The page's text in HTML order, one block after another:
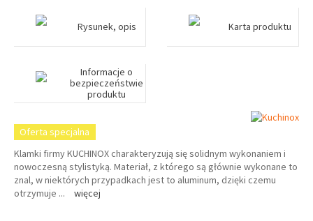
Rysunek, opis Karta produktu
Informacje o
bezpieczeństwie
produktu
Oferta specjalna
Klamki firmy KUCHINOX charakteryzują się solidnym wykonaniem i
nowoczesną stylistyką. Materiał, z którego są głównie wykonane to
znal, w niektórych przypadkach jest to aluminum, dzięki czemu
otrzymuje ... więcej